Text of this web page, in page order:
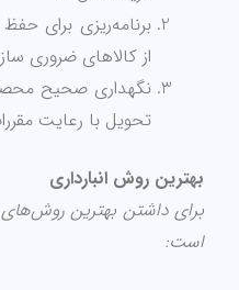
برنامه‌ریزی برای
از کالاهای ضروری
نگهداری صحیح
تحویل با رعایت
بهترین روش انبارداری
برای داشتن بهترین روش‌های
است: